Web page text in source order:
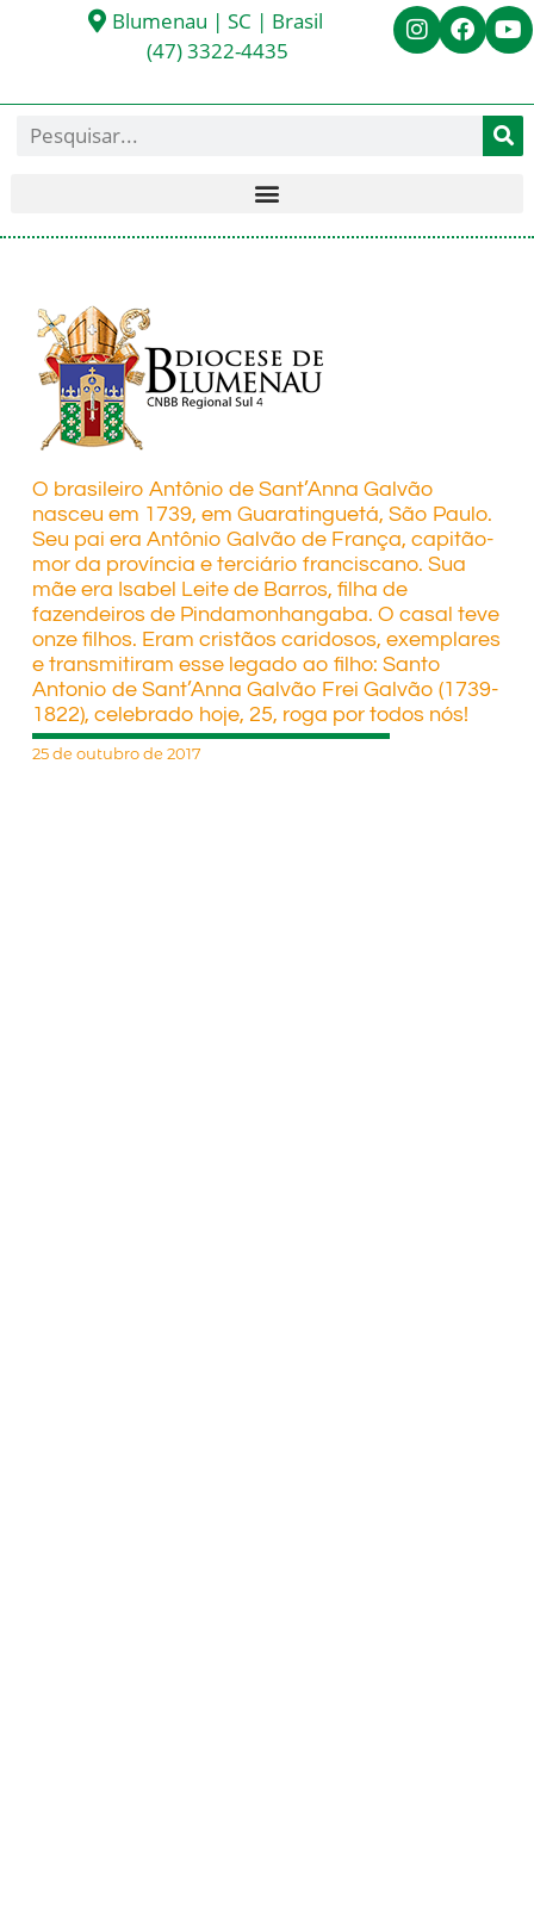
Blumenau | SC | Brasil
(47) 3322-4435
O brasileiro Antônio de Sant’Anna Galvão
nasceu em 1739, em Guaratinguetá, São Paulo.
Seu pai era Antônio Galvão de França, capitão-
mor da província e terciário franciscano. Sua
mãe era Isabel Leite de Barros, filha de
fazendeiros de Pindamonhangaba. O casal teve
onze filhos. Eram cristãos caridosos, exemplares
e transmitiram esse legado ao filho: Santo
Antonio de Sant’Anna Galvão Frei Galvão (1739-
1822), celebrado hoje, 25, roga por todos nós!
25 de outubro de 2017